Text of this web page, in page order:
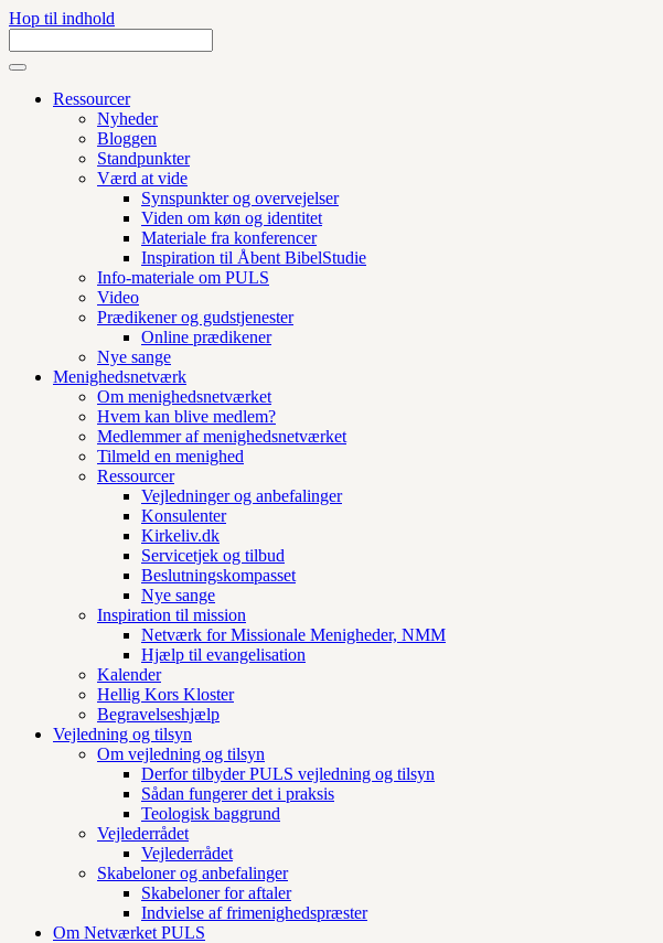
Hop til indhold
Ressourcer
Nyheder
Bloggen
Standpunkter
Værd at vide
Synspunkter og overvejelser
Viden om køn og identitet
Materiale fra konferencer
Inspiration til Åbent BibelStudie
Info-materiale om PULS
Video
Prædikener og gudstjenester
Online prædikener
Nye sange
Menighedsnetværk
Om menighedsnetværket
Hvem kan blive medlem?
Medlemmer af menighedsnetværket
Tilmeld en menighed
Ressourcer
Vejledninger og anbefalinger
Konsulenter
Kirkeliv.dk
Servicetjek og tilbud
Beslutningskompasset
Nye sange
Inspiration til mission
Netværk for Missionale Menigheder, NMM
Hjælp til evangelisation
Kalender
Hellig Kors Kloster
Begravelseshjælp
Vejledning og tilsyn
Om vejledning og tilsyn
Derfor tilbyder PULS vejledning og tilsyn
Sådan fungerer det i praksis
Teologisk baggrund
Vejlederrådet
Vejlederrådet
Skabeloner og anbefalinger
Skabeloner for aftaler
Indvielse af frimenighedspræster
Om Netværket PULS